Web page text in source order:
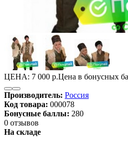
ЦЕНА: 7 000 р.Цена в бонусных
Производитель: Россия
Код товара: 000078
Бонусные баллы: 280
0 отзывов
На складе